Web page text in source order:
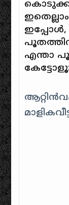
എന്താ
കേട്ടോളൂ: